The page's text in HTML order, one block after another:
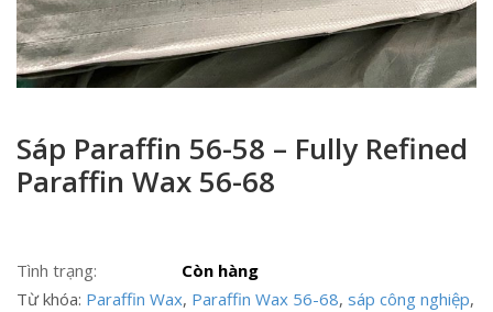
Sáp Paraffin 56-58 – Fully Refined
Paraffin Wax 56-68
Tình trạng:
Còn hàng
Từ khóa: Paraffin Wax, Paraffin Wax 56-68, sáp công nghiệp,